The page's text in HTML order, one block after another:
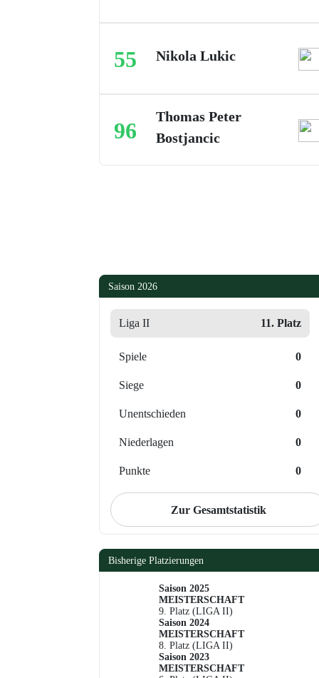
55 Nikola Lukic
96
Thomas Peter
Bostjancic
Saison 2026
Liga II 11. Platz
Spiele 0
Siege 0
Unentschieden 0
Niederlagen 0
Punkte 0
Zur Gesamtstatistik
Bisherige Platzierungen
Saison 2025
MEISTERSCHAFT
9. Platz (LIGA II)
Saison 2024
MEISTERSCHAFT
8. Platz (LIGA II)
Saison 2023
MEISTERSCHAFT